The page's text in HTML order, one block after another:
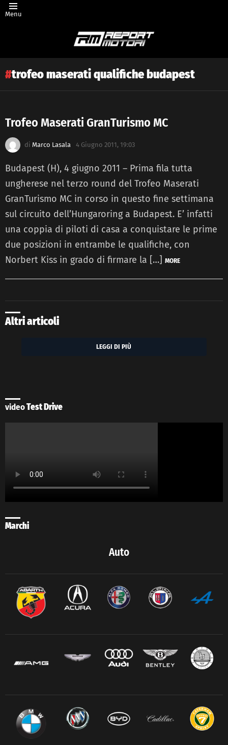
Menu
trofeo maserati qualifiche budapest
Latest
story
Trofeo Maserati GranTurismo MC
di Marco Lasala 4 Giugno 2011, 19:03
Budapest (H), 4 giugno 2011 – Prima fila tutta
ungherese nel terzo round del Trofeo Maserati
GranTurismo MC in corso in questo fine settimana
sul circuito dell’Hungaroring a Budapest. E’ infatti
una coppia di piloti di casa a conquistare le prime
due posizioni in entrambe le qualifiche, con
Norbert Kiss in grado di firmare la […] MORE
Altri articoli
LEGGI DI PIÙ
videoTest Drive
Marchi
Auto